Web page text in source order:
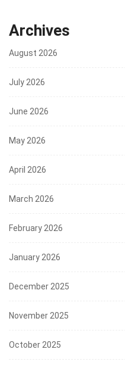
Archives
August 2026
July 2026
June 2026
May 2026
April 2026
March 2026
February 2026
January 2026
December 2025
November 2025
October 2025